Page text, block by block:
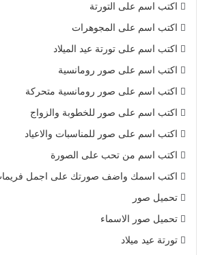
اكتب اسم على التورتة
اكتب اسم على المجوهرات
اكتب اسم على تورتة عيد الميلاد
اكتب اسم على صور رومانسية
اكتب اسم على صور رومانسية متحركة
اكتب اسم على صور للخطوبة والزواج
اكتب اسم على صور للمناسبات والاعياد
اكتب اسم من تحب على الصورة
اكتب اسمك واضف صورتك على اجمل
تحميل صور
تحميل صور الاسماء
تورتة عيد ميلاد